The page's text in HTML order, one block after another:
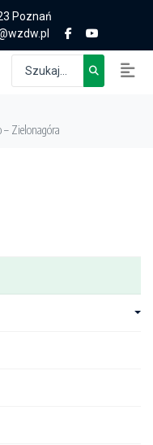
Poznań
Zielonagóra